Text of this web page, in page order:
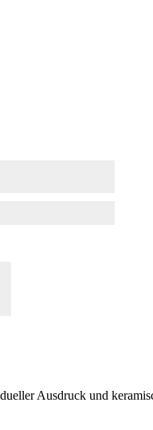
Ausdruck und